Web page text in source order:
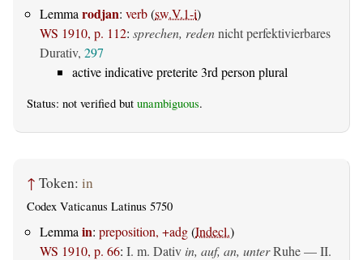
Lemmarodjan: verb(sw.V.1-i)
WS 1910, p. 112: sprechen, redennicht perfektivierbares
Durativ, 297
active indicative preterite 3rd person plural
Status: not verified but unambiguous.
↑ Token: in
Codex Vaticanus Latinus 5750
Lemma in: preposition, +adg(Indecl.)
WS 1910, p. 66: I. m. Dativ in, auf, an, unterRuhe — II.